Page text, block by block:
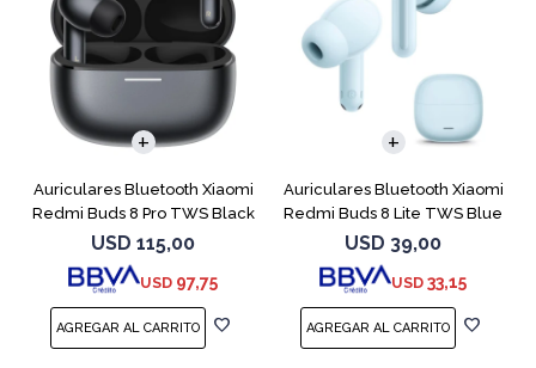
Auriculares Bluetooth Xiaomi
Redmi Buds 8 Pro TWS Black
USD 115,00
USD 97,75
Auriculares Bluetooth Xiaomi
Redmi Buds 8 Lite TWS Blue
USD 39,00
USD 33,15